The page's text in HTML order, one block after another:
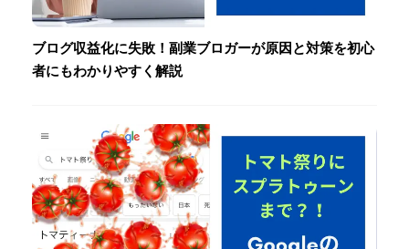
ブログ収益化に失敗！副業ブロガーが原因と対策を初心
者にもわかりやすく解説